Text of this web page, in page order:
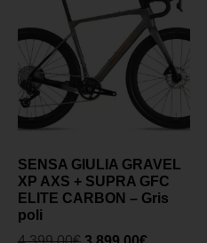
SENSA GIULIA GRAVEL
XP AXS + SUPRA GFC
ELITE CARBON – Gris
poli